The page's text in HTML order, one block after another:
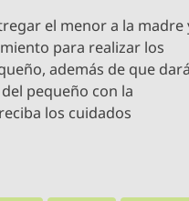
el menor a la madre
para realizar los
además de que
pequeño con la
los cuidados